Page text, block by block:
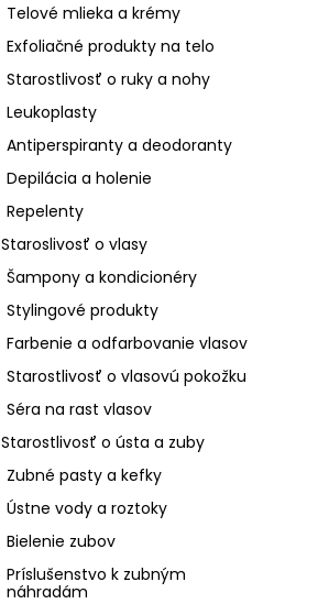
Telové mlieka a krémy
Exfoliačné produkty na telo
Starostlivosť o ruky a nohy
Leukoplasty
Antiperspiranty a deodoranty
Depilácia a holenie
Repelenty
Staroslivosť o vlasy
Šampony a kondicionéry
Stylingové produkty
Farbenie a odfarbovanie vlasov
Starostlivosť o vlasovú pokožku
Séra na rast vlasov
Starostlivosť o ústa a zuby
Zubné pasty a kefky
Ústne vody a roztoky
Bielenie zubov
Príslušenstvo k zubným
náhradám